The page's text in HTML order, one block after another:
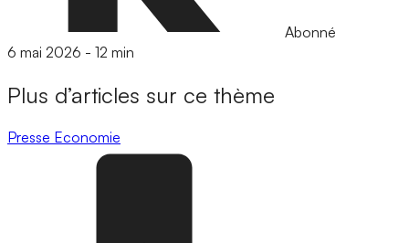
Abonné
6 mai 2026 - 12 min
Plus d’articles sur ce thème
Presse Economie